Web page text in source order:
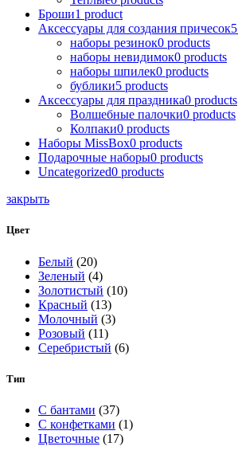
Броши1 product
Аксессуары для создания причесок5
наборы резинок0 products
наборы невидимок0 products
наборы шпилек0 products
бублики5 products
Аксессуары для праздника0 products
Волшебные палочки0 products
Колпаки0 products
Наборы MissBox0 products
Подарочные наборы0 products
Uncategorized0 products
закрыть
Цвет
Белый (20)
Зеленый (4)
Золотистый (10)
Красный (13)
Молочный (3)
Розовый (11)
Серебристый (6)
Тип
С бантами (37)
С конфетками (1)
Цветочные (17)